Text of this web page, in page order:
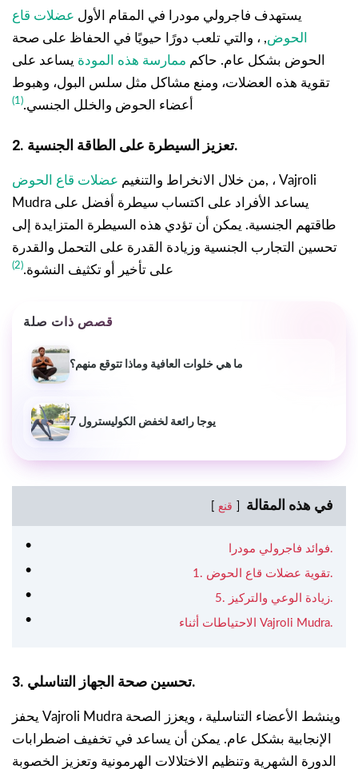
يستهدف فاجرولي مودرا في المقام الأول عضلات قاع
الحوض, ، والتي تلعب دورًا حيويًا في الحفاظ على صحة
الحوض بشكل عام. حاكم ممارسة هذه المودة يساعد على
تقوية هذه العضلات، ومنع مشاكل مثل سلس البول، وهبوط
أعضاء الحوض والخلل الجنسي.(1)
2. تعزيز السيطرة على الطاقة الجنسية.
من خلال الانخراط والتنغيم عضلات قاع الحوض
, ، Vajroli
Mudra يساعد الأفراد على اكتساب سيطرة أفضل على
طاقتهم الجنسية. يمكن أن تؤدي هذه السيطرة المتزايدة إلى
تحسين التجارب الجنسية وزيادة القدرة على التحمل والقدرة
على تأخير أو تكثيف النشوة.(2)
قصص ذات صلة
ما هي خلوات العافية وماذا تتوقع منهم؟
7 يوجا رائعة لخفض الكوليسترول
في هذه المقالة قنع
فوائد فاجرولي مودرا.
1. تقوية عضلات قاع الحوض.
5. زيادة الوعي والتركيز.
الاحتياطات أثناء Vajroli Mudra.
3. تحسين صحة الجهاز التناسلي.
يحفز Vajroli Mudra وينشط الأعضاء التناسلية ، ويعزز الصحة
الإنجابية بشكل عام. يمكن أن يساعد في تخفيف اضطرابات
الدورة الشهرية وتنظيم الاختلالات الهرمونية وتعزيز الخصوبة